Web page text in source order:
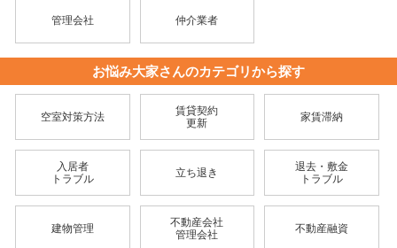
管理会社 仲介業者
お悩み大家さんのカテゴリから探す
空室対策方法
賃貸契約
更新
家賃滞納
入居者
トラブル
立ち退き
退去・敷金
トラブル
建物管理
不動産会社
管理会社
不動産融資